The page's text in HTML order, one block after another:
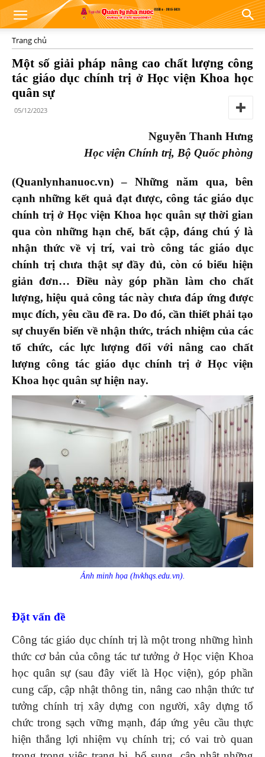
Trang chủ
Một số giải pháp nâng cao chất lượng công
tác giáo dục chính trị ở Học viện Khoa học
quân sự
05/12/2023
Nguyễn Thanh Hưng
Học viện Chính trị, Bộ Quốc phòng
(Quanlynhanuoc.vn) – Những năm qua, bên
cạnh những kết quả đạt được, công tác giáo dục
chính trị ở Học viện Khoa học quân sự thời gian
qua còn những hạn chế, bất cập, đáng chú ý là
nhận thức về vị trí, vai trò công tác giáo dục
chính trị chưa thật sự đầy đủ, còn có biểu hiện
giản đơn… Điều này góp phần làm cho chất
lượng, hiệu quả công tác này chưa đáp ứng được
mục đích, yêu cầu đề ra. Do đó, cần thiết phải tạo
sự chuyển biến về nhận thức, trách nhiệm của các
tổ chức, các lực lượng đối với nâng cao chất
lượng công tác giáo dục chính trị ở Học viện
Khoa học quân sự hiện nay.
Ảnh minh họa (hvkhqs.edu.vn).
Đặt vấn đề
Công tác giáo dục chính trị là một trong những hình
thức cơ bản của công tác tư tưởng ở Học viện Khoa
học quân sự (sau đây viết là Học viện), góp phần
cung cấp, cập nhật thông tin, nâng cao nhận thức tư
tưởng chính trị xây dựng con người, xây dựng tổ
chức trong sạch vững mạnh, đáp ứng yêu cầu thực
hiện thắng lợi nhiệm vụ chính trị; có vai trò quan